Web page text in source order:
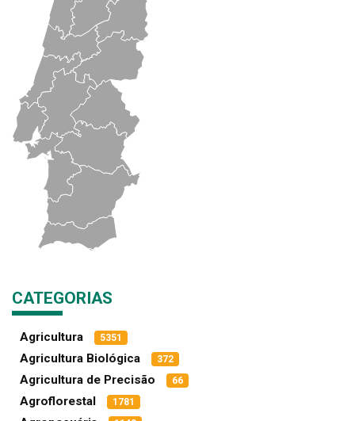
CATEGORIAS
Agricultura 5351
Agricultura Biológica 372
Agricultura de Precisão 66
Agroflorestal 1781